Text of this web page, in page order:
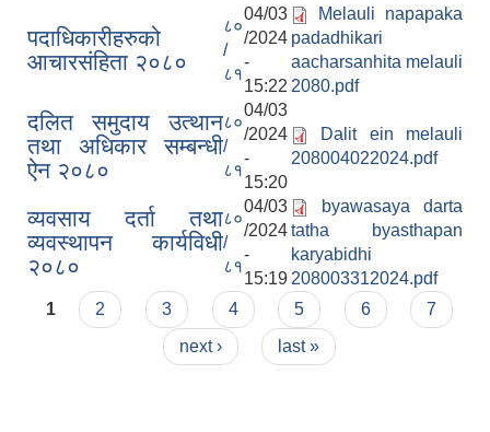
पदाधिकारीहरुको
आचारसंहिता २०८०
८०
/
८१
04/03
/2024
-
15:22
Melauli napapaka
padadhikari
aacharsanhita melauli
2080.pdf
दलित समुदाय उत्थान
तथा अधिकार सम्बन्धी
ऐन २०८०
८०
/
८१
04/03
/2024
-
15:20
Dalit ein melauli
208004022024.pdf
व्यवसाय दर्ता तथा
व्यवस्थापन कार्यविधी
२०८०
८०
/
८१
04/03
/2024
-
15:19
byawasaya darta
tatha byasthapan
karyabidhi
208003312024.pdf
Pages
1 2 3 4 5 6
7
next ›
last »